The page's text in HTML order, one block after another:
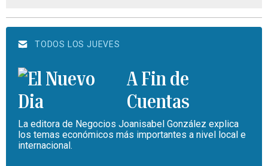
TODOS LOS JUEVES
A Fin de
Cuentas
La editora de Negocios Joanisabel González explica
los temas económicos más importantes a nivel local e
internacional.